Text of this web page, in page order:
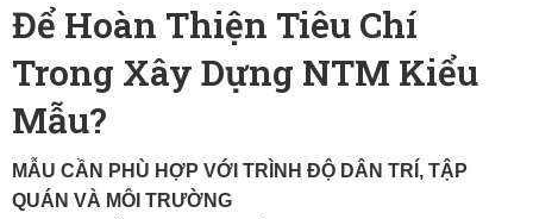
Để Hoàn Thiện Tiêu Chí
Trong Xây Dựng NTM Kiểu
Mẫu?
MẪU CẦN PHÙ HỢP VỚI TRÌNH ĐỘ DÂN TRÍ, TẬP
QUÁN VÀ MÔI TRƯỜNG